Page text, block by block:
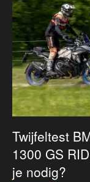
Twijfeltest
1300 GS
je nodig?